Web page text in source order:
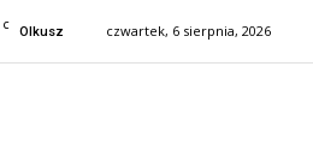
C Olkusz czwartek, 6 sierpnia, 2026